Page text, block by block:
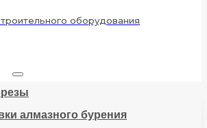
оборудования
алмазного бурения